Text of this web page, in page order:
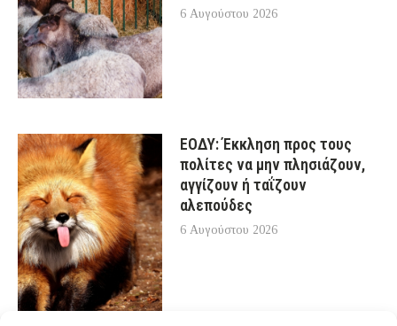
6 Αυγούστου 2026
ΕΟΔΥ: Έκκληση προς τους
πολίτες να μην πλησιάζουν,
αγγίζουν ή ταΐζουν
αλεπούδες
6 Αυγούστου 2026